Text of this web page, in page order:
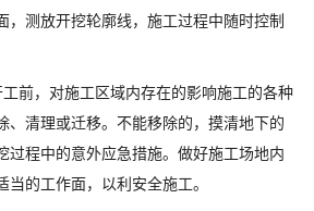
，测放开挖轮廓线，施工过程中随时控制
，对施工区域内存在的影响施工的各种
、清理或迁移。不能移除的，摸清地下的
过程中的意外应急措施。做好施工场地内
的工作面，以利安全施工。